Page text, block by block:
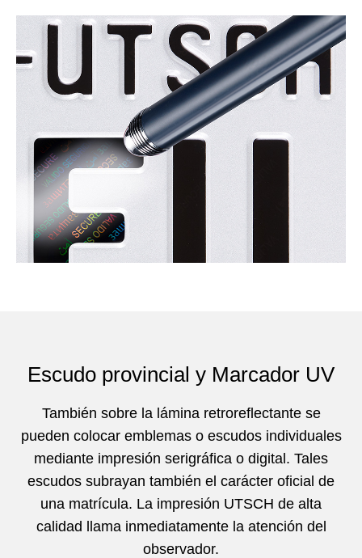
Escudo provincial y Marcador UV
También sobre la lámina retroreflectante se
pueden colocar emblemas o escudos individuales
mediante impresión serigráfica o digital. Tales
escudos subrayan también el carácter oficial de
una matrícula. La impresión UTSCH de alta
calidad llama inmediatamente la atención del
observador.